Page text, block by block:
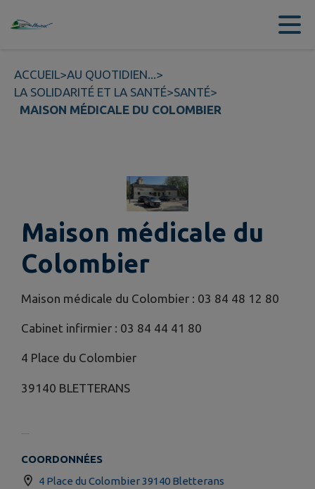
Contenu
ACCUEIL>AU QUOTIDIEN...>
LA SOLIDARITÉ ET LA SANTÉ>SANTÉ>
MAISON MÉDICALE DU COLOMBIER
Maison médicale du
Colombier
Maison médicale du Colombier : 03 84 48 12 80
Cabinet infirmier : 03 84 44 41 80
4 Place du Colombier
39140 BLETTERANS
COORDONNÉES
4 Place du Colombier 39140 Bletterans